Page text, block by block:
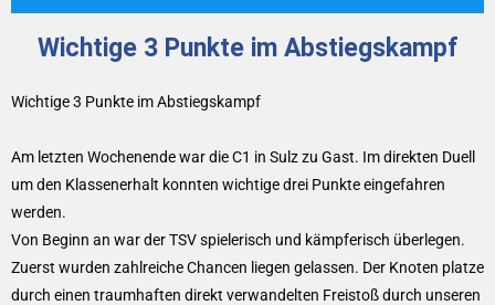
Wichtige 3 Punkte im Abstiegskampf
Wichtige 3 Punkte im Abstiegskampf
Am letzten Wochenende war die C1 in Sulz zu Gast. Im direkten Duell
um den Klassenerhalt konnten wichtige drei Punkte eingefahren
werden.
Von Beginn an war der TSV spielerisch und kämpferisch überlegen.
Zuerst wurden zahlreiche Chancen liegen gelassen. Der Knoten platze
durch einen traumhaften direkt verwandelten Freistoß durch unseren